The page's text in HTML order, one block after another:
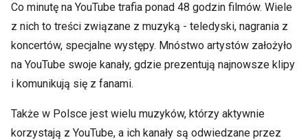
Co minutę na YouTube trafia ponad 48 godzin filmów. Wiele
z nich to treści związane z muzyką - teledyski, nagrania z
koncertów, specjalne występy. Mnóstwo artystów założyło
na YouTube swoje kanały, gdzie prezentują najnowsze klipy
i komunikują się z fanami.
Także w Polsce jest wielu muzyków, którzy aktywnie
korzystają z YouTube, a ich kanały są odwiedzane przez